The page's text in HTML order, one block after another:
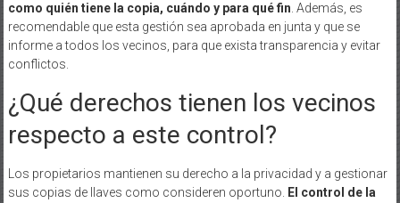
como quién tiene la copia, cuándo y para qué fin. Además, es
recomendable que esta gestión sea aprobada en junta y que se
informe a todos los vecinos, para que exista transparencia y evitar
conflictos.
¿Qué derechos tienen los vecinos
respecto a este control?
Los propietarios mantienen su derecho a la privacidad y a gestionar
sus copias de llaves como consideren oportuno. El control de la